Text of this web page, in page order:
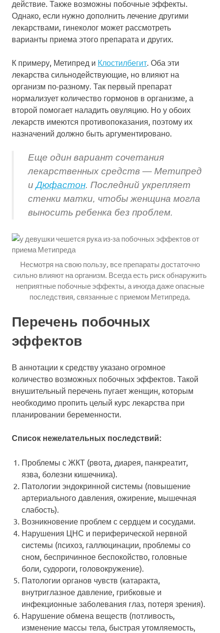
действие. Также возможны побочные эффекты.
Однако, если нужно дополнить лечение другими
лекарствами, гинеколог может рассмотреть
варианты приема этого препарата и других.
К примеру, Метипред и Клостилбегит . Оба эти
лекарства сильнодействующие, но влияют на
организм по-разному. Так первый препарат
нормализует количество гормонов в организме, а
второй помогает наладить овуляцию. Но у обоих
лекарств имеются противопоказания, поэтому их
назначений должно быть аргументировано.
Еще один вариант сочетания
лекарственных средств — Метипред
иДюфастон. Последний укрепляет
стенки матки, чтобы женщина могла
выносить ребенка без проблем.
Несмотря на свою пользу, все препараты достаточно
сильно влияют на организм. Всегда есть риск обнаружить
неприятные побочные эффекты, а иногда даже опасные
последствия, связанные с приемом Метипреда.
Перечень побочных
эффектов
В аннотации к средству указано огромное
количество возможных побочных эффектов. Такой
внушительный перечень пугает женщин, которым
необходимо пропить целый курс лекарства при
планировании беременности.
Список нежелательных последствий:
Проблемы с ЖКТ (рвота, диарея, панкреатит,
язва, болезни кишечника).
Патологии эндокринной системы (повышение
артериального давления, ожирение, мышечная
слабость).
Возникновение проблем с сердцем и сосудами.
Нарушения ЦНС и периферической нервной
системы (психоз, галлюцинации, проблемы со
сном, беспричинное беспокойство, головные
боли, судороги, головокружение).
Патологии органов чувств (катаракта,
внутриглазное давление, грибковые и
инфекционные заболевания глаз, потеря зрения).
Нарушение обмена веществ (потливость,
изменение массы тела, быстрая утомляемость,